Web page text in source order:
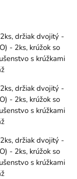
držiak dvojitý -
- 2ks, krúžok so
s krúžkami
držiak dvojitý -
- 2ks, krúžok so
s krúžkami
držiak dvojitý -
- 2ks, krúžok so
s krúžkami